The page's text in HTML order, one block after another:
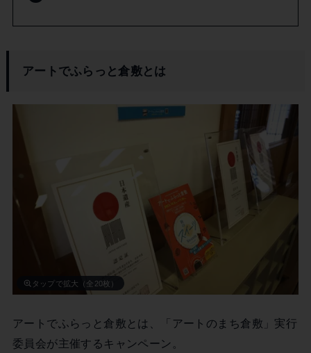
アートでふらっと倉敷とは
タップで拡大（全20枚）
アートでふらっと倉敷とは、「アートのまち倉敷」実行
委員会が主催するキャンペーン。